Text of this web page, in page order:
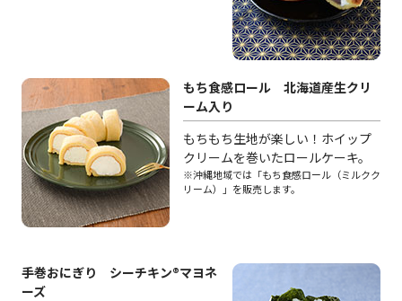
もち食感ロール 北海道産生クリ
ーム入り
もちもち生地が楽しい！ホイップ
クリームを巻いたロールケーキ。
※沖縄地域では「もち食感ロール（ミルクク
リーム）」を販売します。
手巻おにぎり シーチキン®マヨネ
ーズ